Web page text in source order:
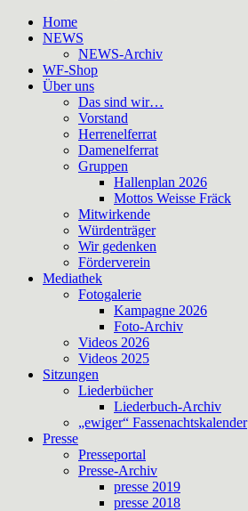
Home
NEWS
NEWS-Archiv
WF-Shop
Über uns
Das sind wir…
Vorstand
Herrenelferrat
Damenelferrat
Gruppen
Hallenplan 2026
Mottos Weisse Fräck
Mitwirkende
Würdenträger
Wir gedenken
Förderverein
Mediathek
Fotogalerie
Kampagne 2026
Foto-Archiv
Videos 2026
Videos 2025
Sitzungen
Liederbücher
Liederbuch-Archiv
„ewiger“ Fassenachtskalender
Presse
Presseportal
Presse-Archiv
presse 2019
presse 2018